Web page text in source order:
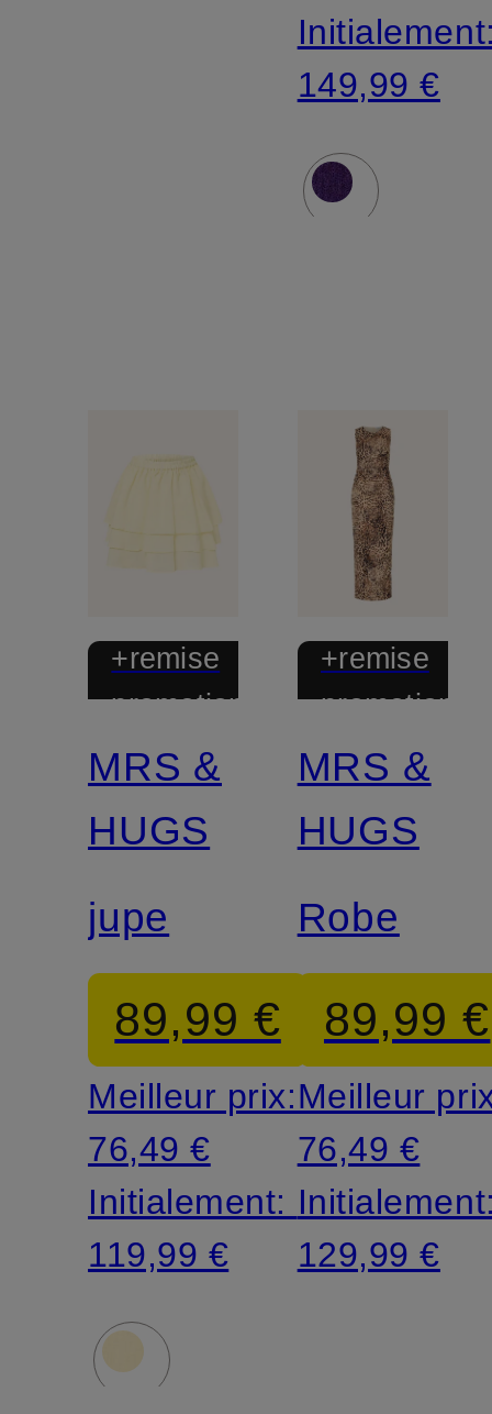
149,99 €
+remise
promotionnelle
MRS &
HUGS
jupe
89,99 €
Meilleur prix:
76,49 €
Initialement:
119,99 €
+remise
MRS &
HUGS
Robe
89,99 €
Meilleur
76,49 €
129,99 €